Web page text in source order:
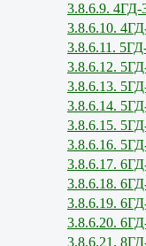
3.8.6.9. 4ГД-
3.8.6.10.
3.8.6.11.
3.8.6.12.
3.8.6.13.
3.8.6.14.
3.8.6.15.
3.8.6.16.
3.8.6.17.
3.8.6.18.
3.8.6.19.
3.8.6.20.
3.8.6.21.